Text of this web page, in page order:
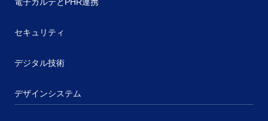
電子カルテとPHR連携
セキュリティ
デジタル技術
デザインシステム